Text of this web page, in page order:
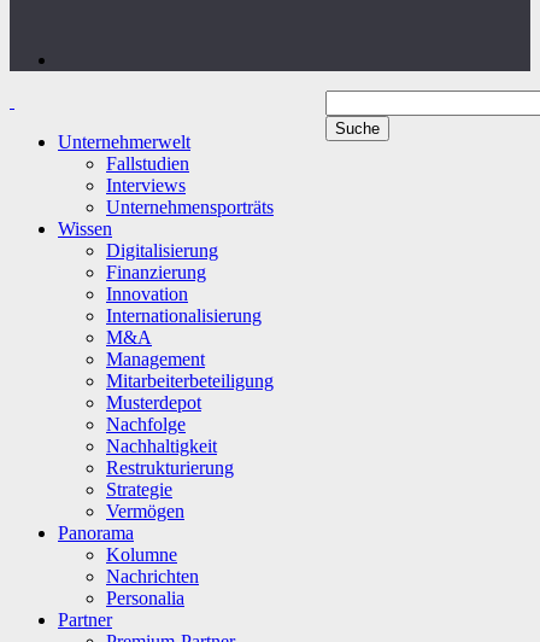
Unternehmerwelt
Fallstudien
Interviews
Unternehmensporträts
Wissen
Digitalisierung
Finanzierung
Innovation
Internationalisierung
M&A
Management
Mitarbeiterbeteiligung
Musterdepot
Nachfolge
Nachhaltigkeit
Restrukturierung
Strategie
Vermögen
Panorama
Kolumne
Nachrichten
Personalia
Partner